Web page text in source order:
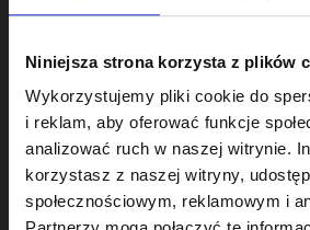
Niniejsza strona korzysta z plików
Wykorzystujemy pliki cookie do
i reklam, aby oferować funkcje
analizować ruch w naszej witrynie.
korzystasz z naszej witryny,
społecznościowym, reklamowym i
systemy bram segmentowych
szeroki asortyment części,
akcesoriów do serwisowania i
segmentowych oraz rolet
automatykę do bram
wjazdowych
sprężyny do bram